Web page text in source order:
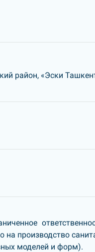
район, «Эски
производство
моделей и форм).